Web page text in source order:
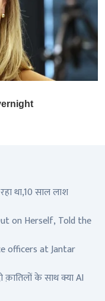
था,10 साल लाश
on Herself, Told the
officers at Jantar
क़ातिलों के साथ क्या AI